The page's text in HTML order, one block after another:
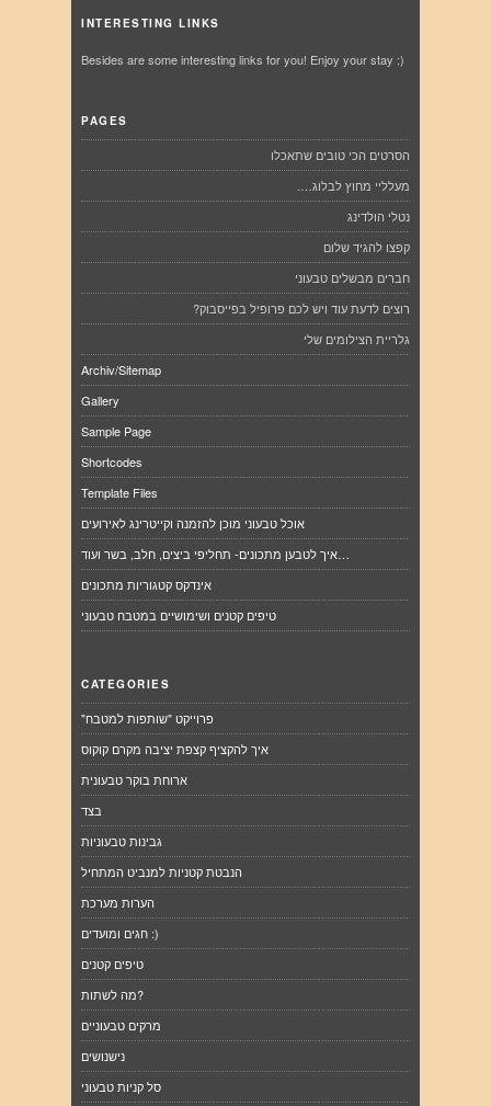
INTERESTING LINKS
Besides are some interesting links for you! Enjoy your stay :)
PAGES
הסרטים הכי טובים שתאכלו
מעלליי מחוץ לבלוג….
נטלי הולדינג
קפצו להגיד שלום
חברים מבשלים טבעוני
רוצים לדעת עוד ויש לכם פרופיל בפייסבוק?
גלריית הצילומים שלי
Archiv/Sitemap
Gallery
Sample Page
Shortcodes
Template Files
אוכל טבעוני מוכן להזמנה וקייטרינג לאירועים
איך לטבען מתכונים- תחליפי ביצים, חלב, בשר ועוד…
אינדקס קטגוריות מתכונים
טיפים קטנים ושימושיים במטבח טבעוני
CATEGORIES
"פרוייקט "שותפות למטבח
איך להקציף קצפת יציבה מקרם קוקוס
ארוחת בוקר טבעונית
בצד
גבינות טבעוניות
הנבטת קטניות למנביט המתחיל
הערות מערכת
חגים ומועדים :)
טיפים קטנים
מה לשתות?
מרקים טבעוניים
נישנושים
סל קניות טבעוני